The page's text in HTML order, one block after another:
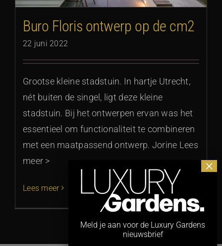
Buro Floris ontwerp op de cm2
22 juni 2022
Grootse kleine stadstuin. In hartje Utrecht,
nét buiten de singel, ligt deze kleine
stadstuin. Bij het ontwerpen ervan was het
essentieel om functionaliteit te combineren
met een maatpassend ontwerp. Jorine Lees
meer >
Lees meer
Meld je aan voor de Luxury Gardens
nieuwsbrief